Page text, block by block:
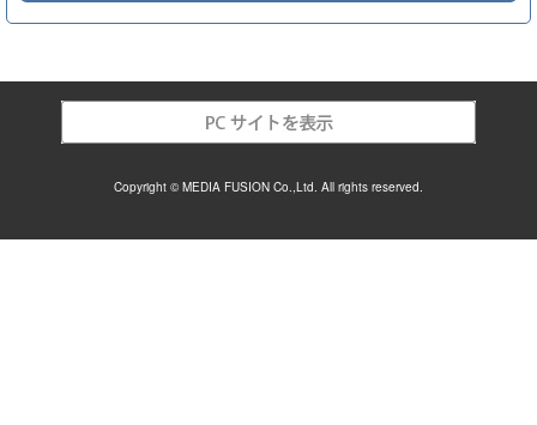
Copyright © MEDIA FUSION Co.,Ltd. All rights reserved.